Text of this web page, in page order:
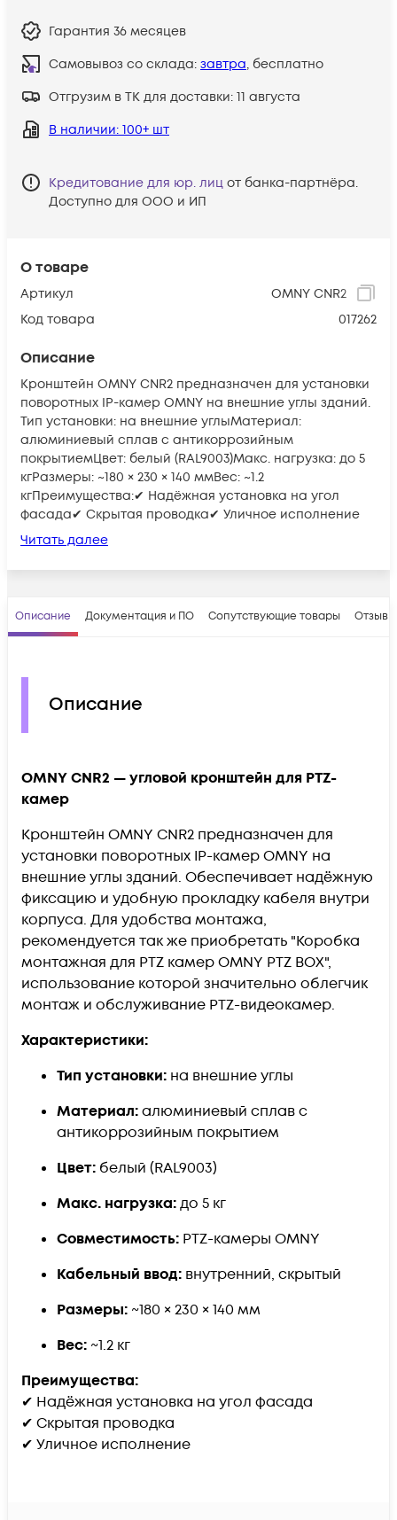
О товаре
Артикул
OMNY CNR2
Код товара
017262
Описание
Кронштейн OMNY CNR2 предназначен для установки
поворотных IP-камер OMNY на внешние углы зданий.
Тип установки: на внешние углыМатериал:
алюминиевый сплав с антикоррозийным
покрытиемЦвет: белый (RAL9003)Макс. нагрузка: до 5
кгРазмеры: ~180 × 230 × 140 ммВес: ~1.2
кгПреимущества:✔ Надёжная установка на угол
фасада✔ Скрытая проводка✔ Уличное исполнение
Читать далее
Гарантия 36 месяцев
Самовывоз со склада: завтра, бесплатно
Отгрузим в ТК для доставки: 11 августа
В наличии: 100+ шт
Кредитование для юр. лиц от банка-партнёра.
Доступно для ООО и ИП
Описание Документация и ПО Сопутствующие товары Отзывы
Описание
OMNY CNR2 — угловой кронштейн для PTZ-
камер
Кронштейн OMNY CNR2 предназначен для
установки поворотных IP-камер OMNY на
внешние углы зданий. Обеспечивает надёжную
фиксацию и удобную прокладку кабеля внутри
корпуса. Для удобства монтажа,
рекомендуется так же приобретать "Коробка
монтажная для PTZ камер OMNY PTZ BOX",
использование которой значительно облегчик
монтаж и обслуживание PTZ-видеокамер.
Характеристики:
Тип установки: на внешние углы
Материал:алюминиевый сплав с
антикоррозийным покрытием
Цвет: белый (RAL9003)
Макс. нагрузка:до 5 кг
Совместимость: PTZ-камеры OMNY
Кабельный ввод: внутренний, скрытый
Размеры: ~180 × 230 × 140 мм
Вес: ~1.2 кг
Преимущества:
✔ Надёжная установка на угол фасада
✔ Скрытая проводка
✔ Уличное исполнение